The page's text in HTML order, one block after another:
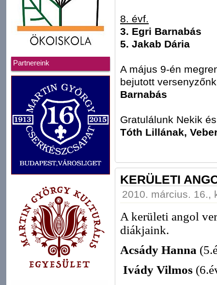
Partnereink
8. évf.
3. Egri Barnabás
5. Jakab Dária
A május 9-én
bejutott
Barnabás
Gratulálunk Nekik
Tóth Lillának,
KERÜLETI
2010. március. 16.,
A kerületi angol
diákjaink.
Acsády Hanna
Ivády Vilmos